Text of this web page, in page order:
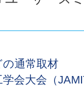
通常取材
会大会（